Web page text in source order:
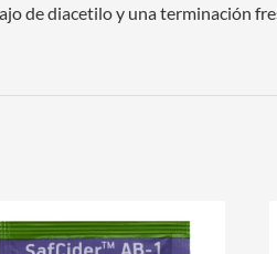
de diacetilo y una terminación